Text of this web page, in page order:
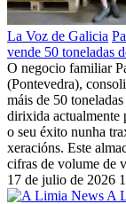
La Voz de Galicia
vende 50 toneladas
O negocio familiar
(Pontevedra),
máis de 50
dirixida actualmente
o seu éxito nunha
xeracións. Este
cifras de volume de
17 de julio de 2026
A